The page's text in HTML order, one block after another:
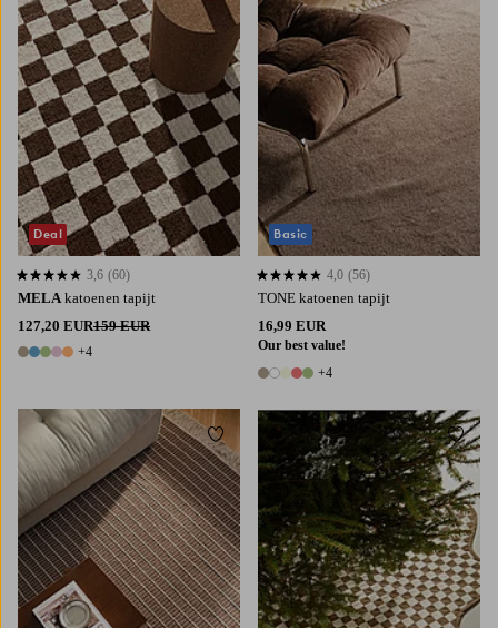
MELA katoenen tapijt
127,20 EUR159 EUR
9 kleuren
+4
3,6 op basis van 60 beoordelingen
3,6 (60)
Deal
TONE katoenen tapijt
16,99 EUR
Our best value!
9 kleuren
+4
4,0 op basis van 56 beoordelingen
4,0 (56)
Basic
200X300
Toevoegen aan favorieten
80X150 160X230200X300